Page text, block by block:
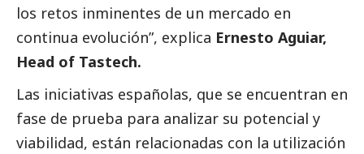
los retos inminentes de un mercado en
continua evolución”, explica Ernesto Aguiar,
Head of Tastech.
Las iniciativas españolas, que se encuentran en
fase de prueba para analizar su potencial y
viabilidad, están relacionadas con la utilización